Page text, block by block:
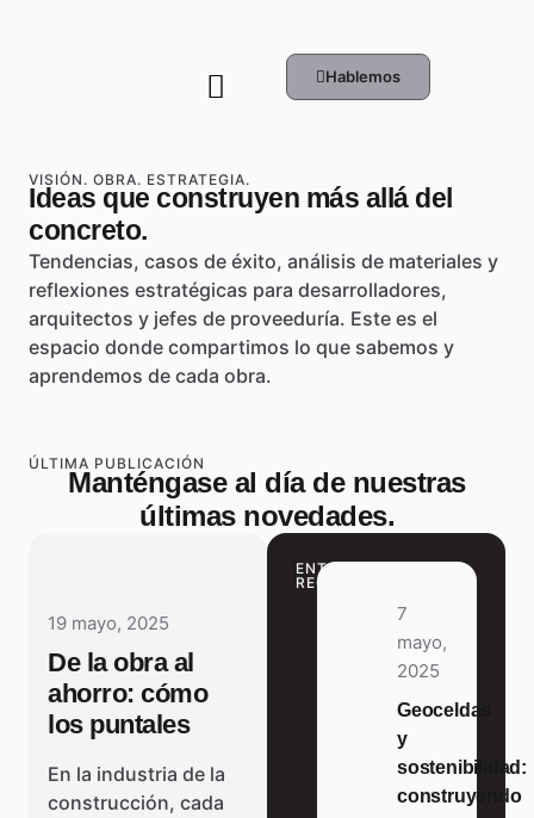
Hablemos
VISIÓN. OBRA. ESTRATEGIA.
Ideas que construyen más allá del
concreto.
Tendencias, casos de éxito, análisis de materiales y
reflexiones estratégicas para desarrolladores,
arquitectos y jefes de proveeduría. Este es el
espacio donde compartimos lo que sabemos y
aprendemos de cada obra.
ÚLTIMA PUBLICACIÓN
Manténgase al día de nuestras
últimas novedades.
19 mayo, 2025
De la obra al
ahorro: cómo
los puntales
En la industria de la
construcción, cada
ENTRADAS
RECIENTES
7
mayo,
2025
Geoceldas
y
sostenibilidad:
construyendo